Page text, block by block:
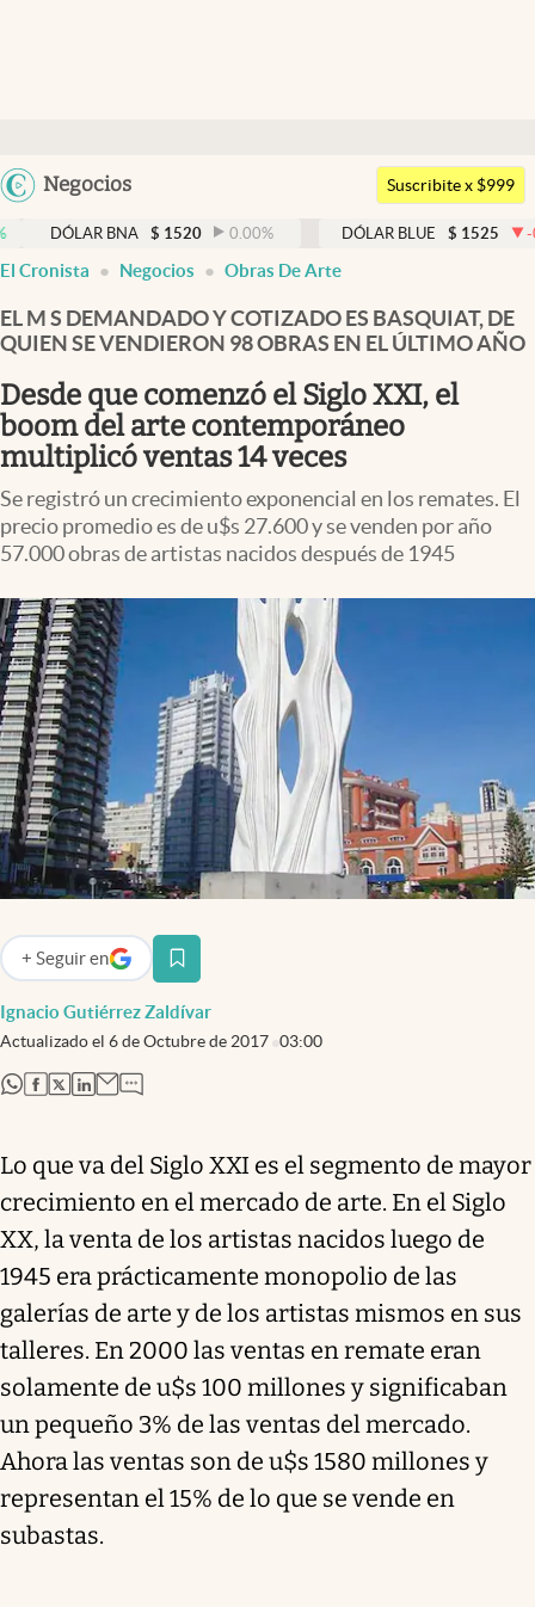
Argentina
Colombia
Negocios
Members
Economía y Política
Finanzas y Mercados
Mercados Online
Columnistas
Otras secciones
Apertura
Infotechnology
Clima
Mundial 2026
Eventos Corporativos
El Cronista Studio
Mediakit
abre en nueva pestaña
Argentina
Suscribite x $999
BNA $ 1520 0.00% DÓLAR BLUE $ 1525 -0.33
El Cronista Negocios Obras De Arte
EL M S DEMANDADO Y COTIZADO ES BASQUIAT, DE
QUIEN SE VENDIERON 98 OBRAS EN EL ÚLTIMO AÑO
Desde que comenzó el Siglo XXI, el
boom del arte contemporáneo
multiplicó ventas 14 veces
Se registró un crecimiento exponencial en los remates. El
precio promedio es de u$s 27.600 y se venden por año
57.000 obras de artistas nacidos después de 1945
Ignacio Gutiérrez Zaldívar
Actualizado el 6 de Octubre de 2017 03:00
+ Seguir en
abre en nueva pestaña
abre en nueva pestaña
abre en nueva pestaña
abre en nueva pestaña
abre en nueva pestaña
Lo que va del Siglo XXI es el segmento de mayor
crecimiento en el mercado de arte. En el Siglo
XX, la venta de los artistas nacidos luego de
1945 era prácticamente monopolio de las
galerías de arte y de los artistas mismos en sus
talleres. En 2000 las ventas en remate eran
solamente de u$s 100 millones y significaban
un pequeño 3% de las ventas del mercado.
Ahora las ventas son de u$s 1580 millones y
representan el 15% de lo que se vende en
subastas.